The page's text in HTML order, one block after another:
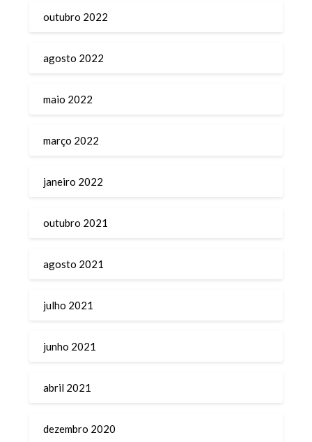
outubro 2022
agosto 2022
maio 2022
março 2022
janeiro 2022
outubro 2021
agosto 2021
julho 2021
junho 2021
abril 2021
dezembro 2020